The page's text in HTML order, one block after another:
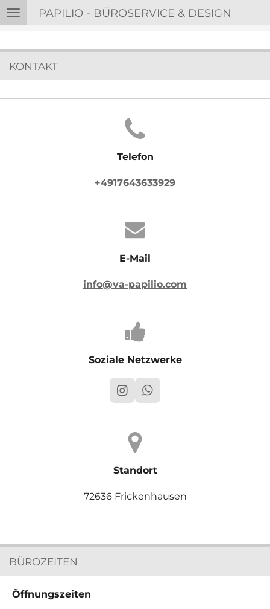
Zum
PAPILIO - BÜROSERVICE & DESIGN
KONTAKT
Telefon
+4917643633929
E-Mail
info@va-papilio.com
Soziale Netzwerke
I
n
r
a
W
h
p
Standort
72636 Frickenhausen
BÜROZEITEN
Öffnungszeiten